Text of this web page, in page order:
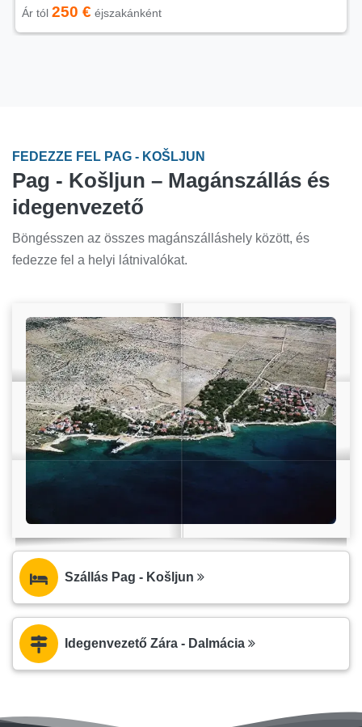
Ár tól 250 € éjszakánként
FEDEZZE FEL PAG - KOŠLJUN
Pag - Košljun – Magánszállás és
idegenvezető
Böngésszen az összes magánszálláshely között, és
fedezze fel a helyi látnivalókat.
Szállás Pag - Košljun
Idegenvezető Zára - Dalmácia